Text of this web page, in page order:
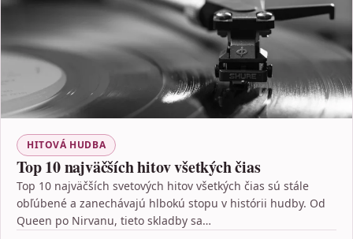
HITOVÁ HUDBA
Top 10 najväčších hitov všetkých čias
Top 10 najväčších svetových hitov všetkých čias sú stále
obľúbené a zanechávajú hlbokú stopu v histórii hudby. Od
Queen po Nirvanu, tieto skladby sa…